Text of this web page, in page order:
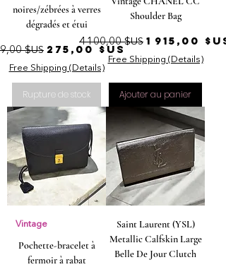
noires/zébrées à verres
dégradés et étui
original
$US Prix promotionnel
275,00 $US
Free Shipping (Details)
Rupture de stock
Shoulder Bag
Prix original
4 100,00 $US Prix
1 915,00 $US
Free Shipping (Details)
Ajouter au panier
Vintage
Pochette-bracelet à
fermoir à rabat
Saint Laurent (YSL)
Metallic Calfskin Large
Belle De Jour Clutch